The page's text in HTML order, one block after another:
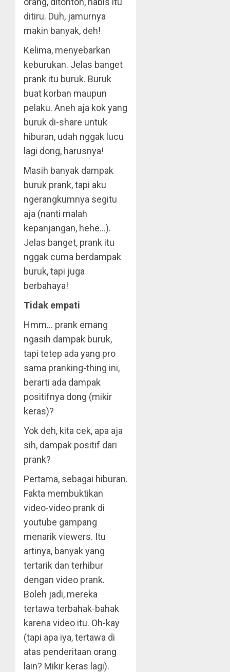
ditiru. Duh, jamurnya
makin banyak, deh!
Kelima, menyebarkan
keburukan. Jelas banget
prank itu buruk. Buruk
buat korban maupun
pelaku. Aneh aja kok yang
buruk di-share untuk
hiburan, udah nggak lucu
lagi dong, harusnya!
Masih banyak dampak
buruk prank, tapi aku
ngerangkumnya segitu
aja (nanti malah
kepanjangan, hehe…).
Jelas banget, prank itu
nggak cuma berdampak
buruk, tapi juga
berbahaya!
Tidak empati
Hmm… prank emang
ngasih dampak buruk,
tapi tetep ada yang pro
sama pranking-thing ini,
berarti ada dampak
positifnya dong (mikir
keras)?
Yok deh, kita cek, apa aja
sih, dampak positif dari
prank?
Pertama, sebagai hiburan.
Fakta membuktikan
video-video prank di
youtube gampang
menarik viewers. Itu
artinya, banyak yang
tertarik dan terhibur
dengan video prank.
Boleh jadi, mereka
tertawa terbahak-bahak
karena video itu. Oh-kay
(tapi apa iya, tertawa di
atas penderitaan orang
lain? Mikir keras lagi).